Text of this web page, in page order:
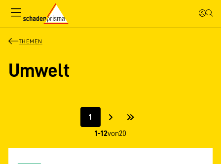
THEMEN
Umwelt
1
1-12von20